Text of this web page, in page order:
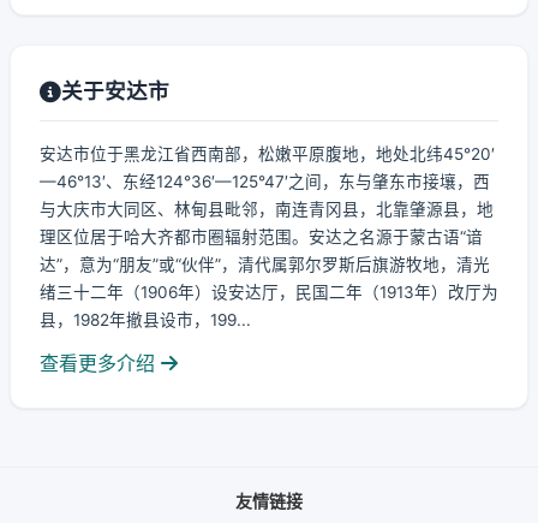
关于安达市
安达市位于黑龙江省西南部，松嫩平原腹地，地处北纬45°20′
—46°13′、东经124°36′—125°47′之间，东与肇东市接壤，西
与大庆市大同区、林甸县毗邻，南连青冈县，北靠肇源县，地
理区位居于哈大齐都市圈辐射范围。安达之名源于蒙古语“谙
达”，意为“朋友”或“伙伴”，清代属郭尔罗斯后旗游牧地，清光
绪三十二年（1906年）设安达厅，民国二年（1913年）改厅为
县，1982年撤县设市，199...
查看更多介绍
友情链接